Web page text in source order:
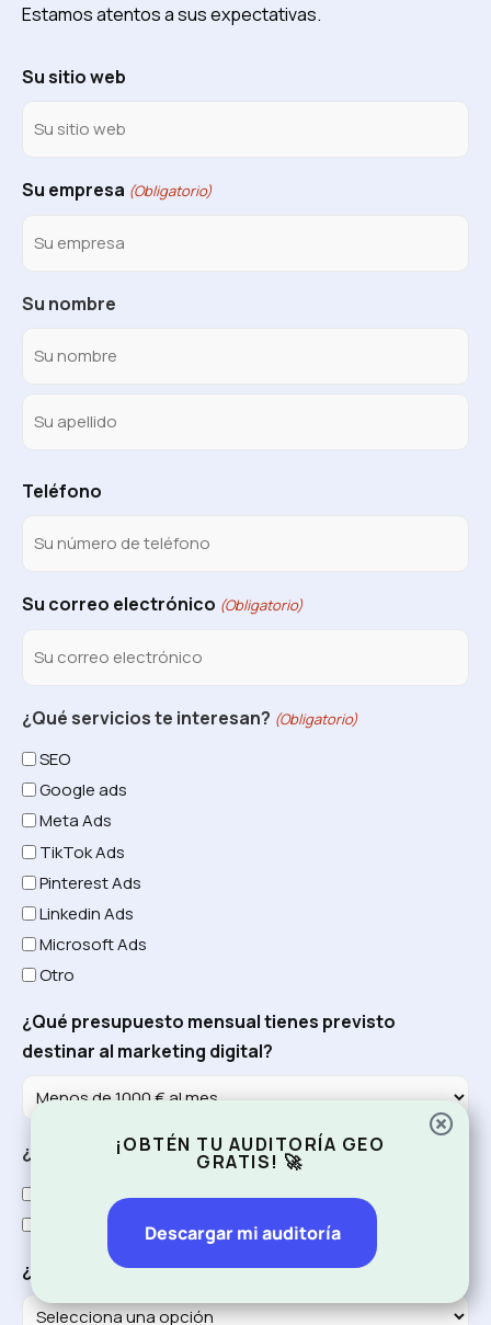
Estamos atentos a sus expectativas.
Su sitio web
Su empresa (Obligatorio)
Su nombre
Teléfono
Su correo electrónico (Obligatorio)
¿Qué servicios te interesan? (Obligatorio)
SEO
Google ads
Meta Ads
TikTok Ads
Pinterest Ads
Linkedin Ads
Microsoft Ads
Otro
¿Qué presupuesto mensual tienes previsto
destinar al marketing digital?
¿Qué mercados te interesan? (Obligatorio)
IT DE PT NL US
Otro
¿Cómo nos has conocido?
¡OBTÉN TU AUDITORÍA GEO
GRATIS! 🚀
Descargar mi auditoría